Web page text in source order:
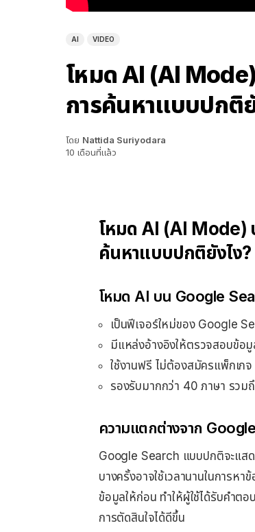
AI VIDEO
โหมด AI (AI
การค้นหาแบบปกติ
โดย Nattida Suriyodara
10 เดือนที่แล้ว
โหมด AI (AI Mode)
ค้นหาแบบปกติยังไง?
โหมด AI บน Google
เป็นฟีเจอร์ใหม่ของ Google
มีแหล่งอ้างอิงให้ตรวจสอบข้อมู
ใช้งานฟรี ไม่ต้องสมัครแพ็กเกจ
รองรับมากกว่า 40 ภาษา รวม
ความแตกต่างจาก
Google Search แบบปกติจะแสด
บางครั้งอาจใช้เวลานานในการ
ข้อมูลให้ก่อน ทำให้ผู้ใช้ได้รับคำตอ
การตัดสินใจได้ดีขึ้น